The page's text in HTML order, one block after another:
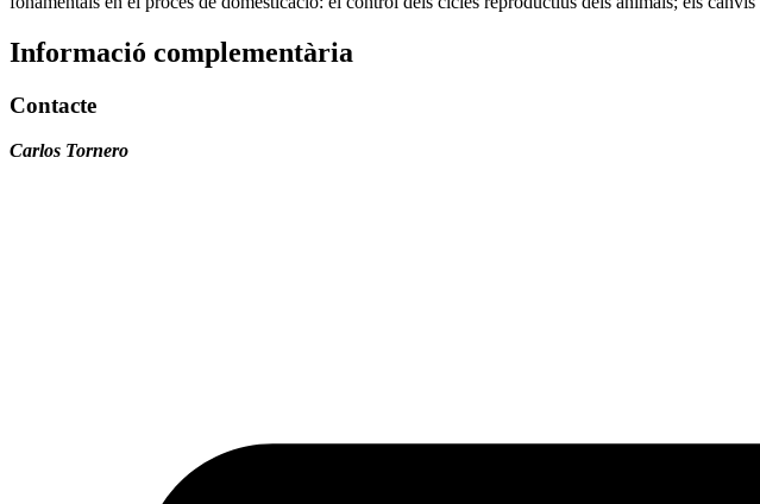
Informació complementària
Contacte
Carlos Tornero